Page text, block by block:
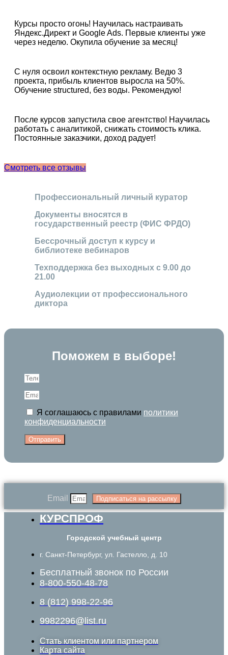
Курсы просто огонь! Научилась настраивать
Яндекс.Директ и Google Ads. Первые клиенты уже
через неделю. Окупила обучение за месяц!
С нуля освоил контекстную рекламу. Ведю 3
проекта, прибыль клиентов выросла на 50%.
Обучение structured, без воды. Рекомендую!
После курсов запустила свое агентство! Научилась
работать с аналитикой, снижать стоимость клика.
Постоянные заказчики, доход радует!
Смотреть все отзывы
Профессиональный личный куратор
Документы вносятся в
государственный реестр (ФИС ФРДО)
Бессрочный доступ к курсу и
библиотеке вебинаров
Техподдержка без выходных с 9.00 до
21.00
Аудиолекции от профессионального
диктора
Поможем в выборе!
Я соглашаюсь с правилами политики
конфиденциальности
Отправить
Email Подписаться на рассылку
КУРСПРОФ
Городской учебный центр
г. Санкт-Петербург, ул. Гастелло, д. 10
Бесплатный звонок по России
8-800-550-48-78
8 (812) 998-22-96
9982296@list.ru
Стать клиентом или партнером
Карта сайта